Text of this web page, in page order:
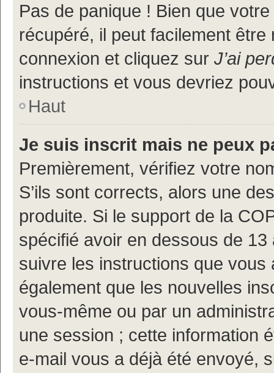
Pas de panique ! Bien que
récupéré, il peut facilement
connexion et cliquez sur J’ai
instructions et vous devriez
Haut
Je suis inscrit mais ne peux
Premièrement, vérifiez votre
S’ils sont corrects, alors une
produite. Si le support de la
spécifié avoir en dessous de
suivre les instructions que
également que les nouvelles
vous-même ou par un
une session ; cette information
e-mail vous a déjà été envoyé,